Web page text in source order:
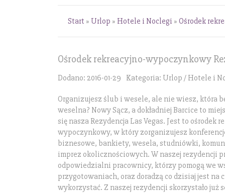
Start » Urlop » Hotele i Noclegi » Ośrodek
Ośrodek rekreacyjno-wypoczynkowy
Dodano: 2016-01-29 Kategoria: Urlop / Hotele i
Organizujesz ślub i wesele, ale nie wiesz, która
weselna? Nowy Sącz, a dokładniej Barcice to
się nasza Rezydencja Las Vegas. Jest to ośrodek
wypoczynkowy, w który zorganizujesz
biznesowe, bankiety, wesela, studniówki,
imprez okolicznościowych. W naszej rezydencji
odpowiedzialni pracownicy, którzy pomogą we
przygotowaniach, oraz doradzą co dzisiaj jest na
wykorzystać. Z naszej rezydencji skorzystało już